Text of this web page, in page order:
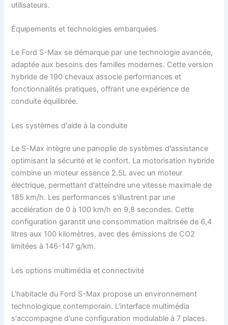
utilisateurs.
Équipements et technologies embarquées
Le Ford S-Max se démarque par une technologie avancée,
adaptée aux besoins des familles modernes. Cette version
hybride de 190 chevaux associe performances et
fonctionnalités pratiques, offrant une expérience de
conduite équilibrée.
Les systèmes d'aide à la conduite
Le S-Max intègre une panoplie de systèmes d'assistance
optimisant la sécurité et le confort. La motorisation hybride
combine un moteur essence 2.5L avec un moteur
électrique, permettant d'atteindre une vitesse maximale de
185 km/h. Les performances s'illustrent par une
accélération de 0 à 100 km/h en 9,8 secondes. Cette
configuration garantit une consommation maîtrisée de 6,4
litres aux 100 kilomètres, avec des émissions de CO2
limitées à 146-147 g/km.
Les options multimédia et connectivité
L'habitacle du Ford S-Max propose un environnement
technologique contemporain. L'interface multimédia
s'accompagne d'une configuration modulable à 7 places.